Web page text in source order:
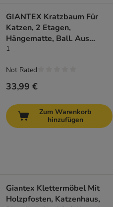
GIANTEX Kratzbaum Für
Katzen, 2 Etagen,
Hängematte, Ball. Aus
Plüsch
1
33,99 €
Not Rated
Zum Warenkorb
hinzufügen
Giantex Klettermöbel Mit
Holzpfosten, Katzenhaus,